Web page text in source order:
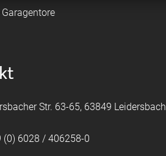
Str. 63-65, 63849 Leidersbach
(0) 6028 / 406258-0